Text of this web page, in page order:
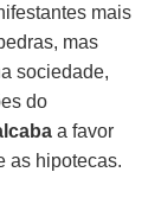
mais
mas
sociedade,
do
a favor
as hipotecas.